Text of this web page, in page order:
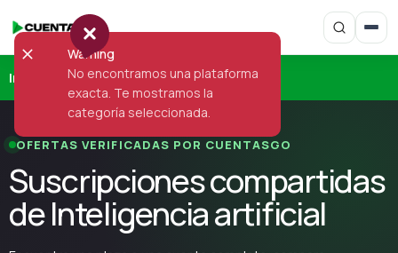
Inicio Inteligencia artificial
OFERTAS VERIFICADAS POR CUENTASGO
Suscripciones compartidas
de Inteligencia artificial
Warning
No encontramos una plataforma
exacta. Te mostramos la
categoría seleccionada.